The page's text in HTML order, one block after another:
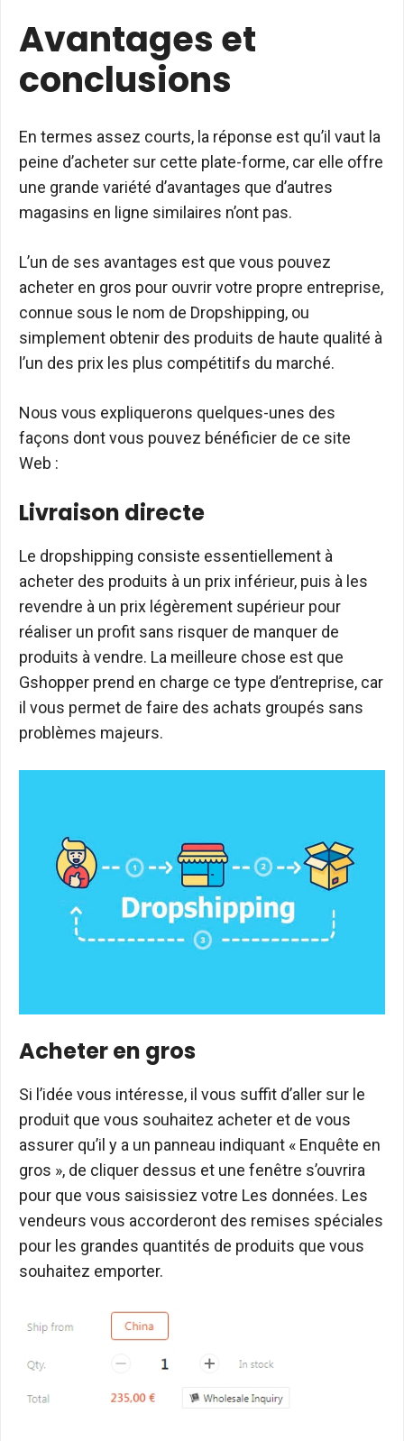
Avantages et
conclusions
En termes assez courts, la réponse est qu’il vaut la
peine d’acheter sur cette plate-forme, car elle offre
une grande variété d’avantages que d’autres
magasins en ligne similaires n’ont pas.
L’un de ses avantages est que vous pouvez
acheter en gros pour ouvrir votre propre entreprise,
connue sous le nom de Dropshipping, ou
simplement obtenir des produits de haute qualité à
l’un des prix les plus compétitifs du marché.
Nous vous expliquerons quelques-unes des
façons dont vous pouvez bénéficier de ce site
Web :
Livraison directe
Le dropshipping consiste essentiellement à
acheter des produits à un prix inférieur, puis à les
revendre à un prix légèrement supérieur pour
réaliser un profit sans risquer de manquer de
produits à vendre. La meilleure chose est que
Gshopper prend en charge ce type d’entreprise, car
il vous permet de faire des achats groupés sans
problèmes majeurs.
Acheter en gros
Si l’idée vous intéresse, il vous suffit d’aller sur le
produit que vous souhaitez acheter et de vous
assurer qu’il y a un panneau indiquant « Enquête en
gros », de cliquer dessus et une fenêtre s’ouvrira
pour que vous saisissiez votre Les données. Les
vendeurs vous accorderont des remises spéciales
pour les grandes quantités de produits que vous
souhaitez emporter.